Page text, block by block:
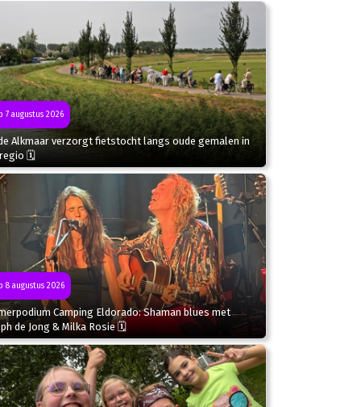
7 augustus 2026
Alkmaar verzorgt fietstocht langs oude gemalen in
🗓
8 augustus 2026
Camping Eldorado: Shaman blues met
de Jong & Milka Rosie 🗓